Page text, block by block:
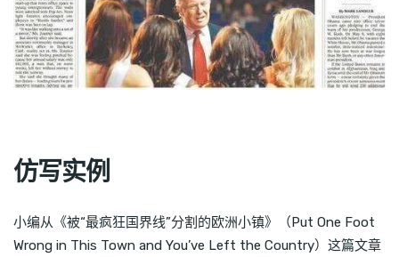
仿写实例
小编从《被“最疯狂国界线”分割的欧洲小镇》（Put One Foot
Wrong in This Town and You’ve Left the Country）这篇文章